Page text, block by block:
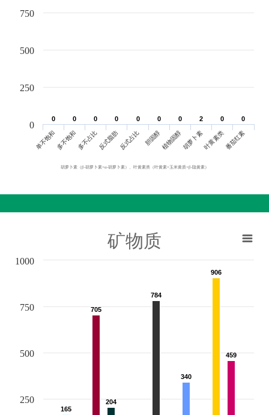
胡萝卜素（β-胡萝卜素+α-胡萝卜素）、叶黄素类（叶黄素+玉米黄质+β-隐黄素）
0
0 0
0 0
0 0
0 0
0 0
0 0
0 2
2 0
0 0
0
单不饱和多不饱和多不占比反式脂肪反式占比 胆固醇植物固醇胡萝卜素叶黄素类番茄红素
0
250
500
750
矿物质
165
165
705
705
204
204
784
784
340
340
906
906
459
459
250
500
750
1000